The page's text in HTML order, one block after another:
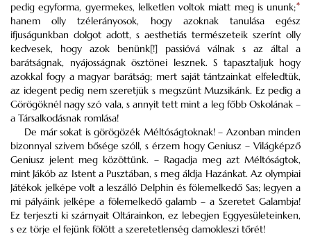
pedig egyforma, gyermekes, lelketlen voltok miatt meg is ununk;*
hanem olly tzélerányosok, hogy azoknak tanulása egész
ifjuságunkban dolgot adott, s aesthetiás természeteik szerínt olly
kedvesek, hogy azok benünk[!] passióvá válnak s az által a
barátságnak, nyájosságnak ösztönei lesznek. S tapasztaljuk hogy
azokkal fogy a magyar barátság; mert saját tántzainkat elfeledtük,
az idegent pedig nem szeretjük s megszünt Muzsikánk. Ez pedig a
Görögöknél nagy szó vala, s annyit tett mint a leg főbb Oskolának –
a Társalkodásnak romlása!
De már sokat is görögözék Méltóságtoknak! – Azonban minden
bizonnyal szivem bősége szóll, s érzem hogy Geniusz – Világképző
Geniusz jelent meg közöttünk. – Ragadja meg azt Méltóságtok,
mint Jákób az Istent a Pusztában, s meg áldja Hazánkat. Az olympiai
Játékok jelképe volt a leszálló Delphin és fölemelkedő Sas; legyen a
mi pályáink jelképe a fölemelkedő galamb – a Szeretet Galambja!
Ez terjeszti ki szárnyait Oltárainkon, ez lebegjen Eggyesületeinken,
s ez törje el fejünk fölött a szeretetlenség damokleszi tőrét!